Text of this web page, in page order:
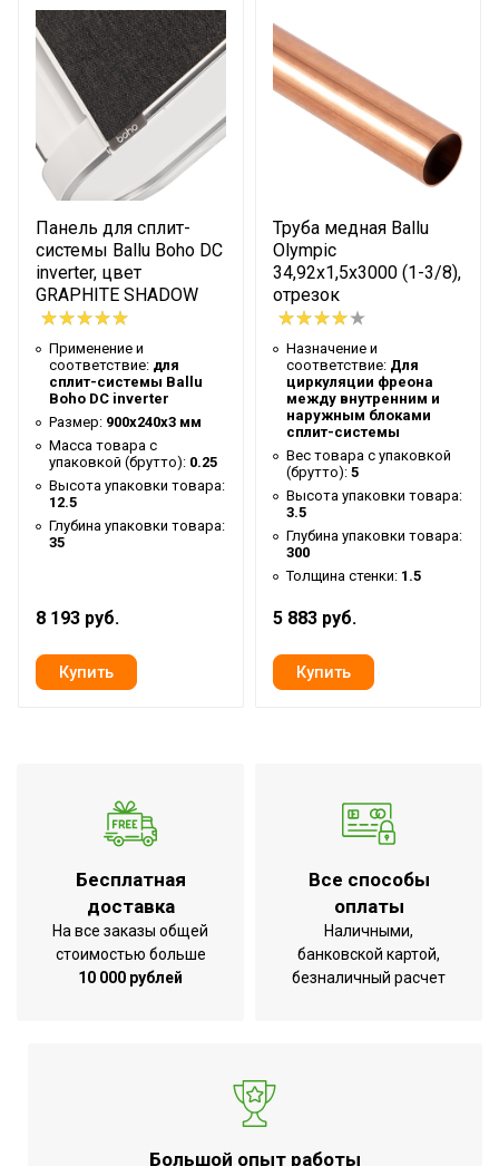
(брутто)
Высота упаковки товара
26
Глубина упаковки товара
30
Максимальное рабочее
давление
Цвет корпуса
Длина удлинителя для
пистолета
0.37
Артикул
Aquamaster
Бренд
Ballu
Степень защиты / Класс
защиты
IP67
Количество режимов
работы
2
Гарантийный срок
2 года
Производительность
4
устройства
Высота товара
25
Ширина товара
Длина входного шланга
2.5
Длина выходного шланга
Мин. рабочее давление
5
Отсек для шлангов
Да
Панель для сплит-
системы Ballu Boho DC
inverter, цвет
GRAPHITE SHADOW
Применение и
соответствие: для
сплит-системы Ballu
Boho DC inverter
Размер: 900х240х3 мм
Масса товара с
упаковкой (брутто): 0.25
Высота упаковки товара:
12.5
Глубина упаковки товара:
35
8 193 руб.
Труба медная Ballu
Olympic
34,92х1,5х3000 (1-3/8),
отрезок
Назначение и
соответствие: Для
циркуляции фреона
между внутренним и
наружным блоками
сплит-системы
Вес товара с упаковкой
(брутто): 5
Высота упаковки товара:
3.5
Глубина упаковки товара:
300
Толщина стенки: 1.5
5 883 руб.
Бесплатная
доставка
На все заказы общей
стоимостью больше
10 000 рублей
Все способы
оплаты
Наличными,
банковской картой,
безналичный расчет
Большой опыт работы